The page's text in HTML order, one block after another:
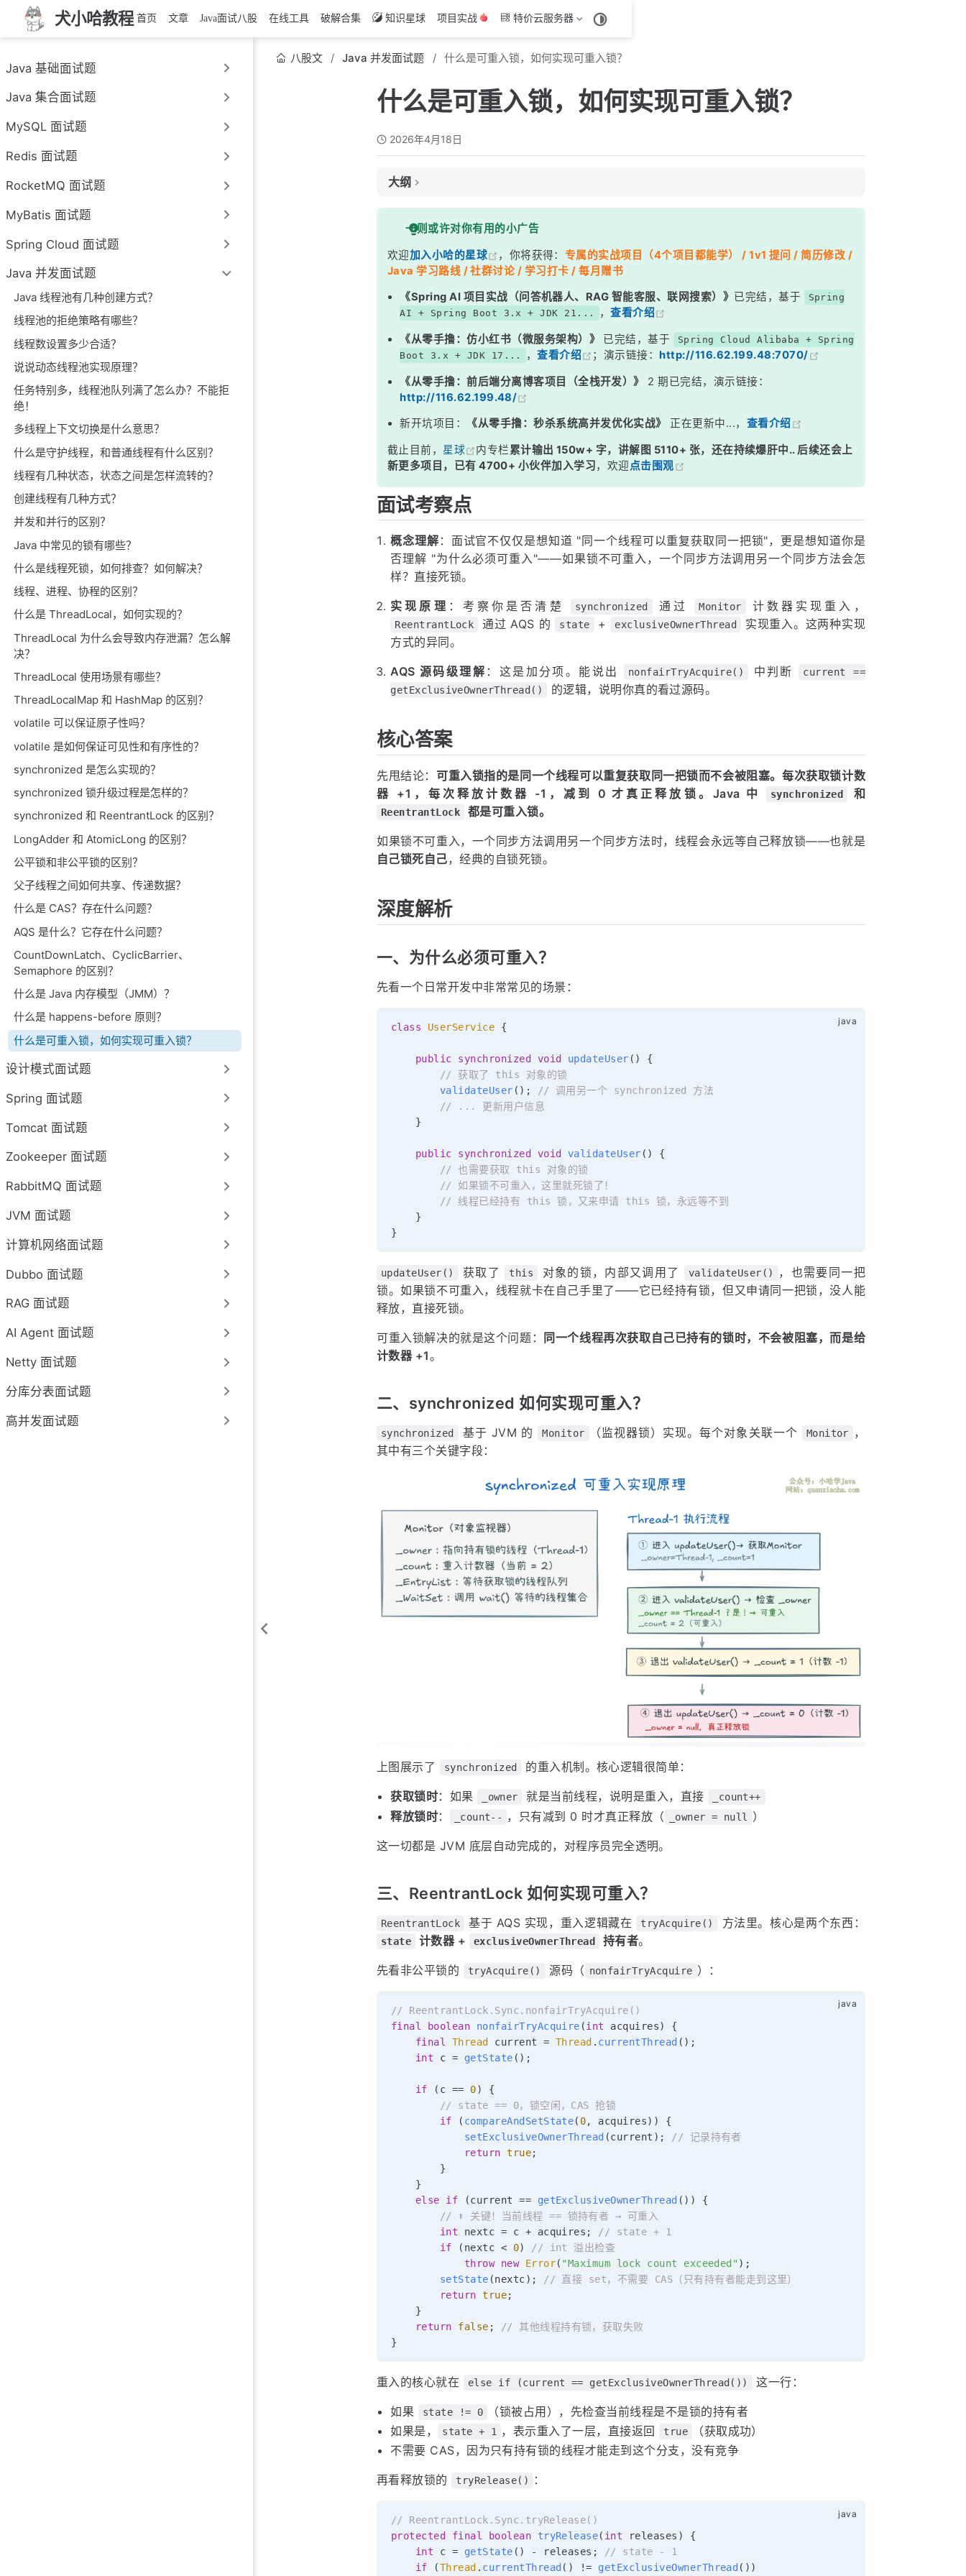
犬小哈教程 首页 文章 Java面试八股 在线工具 破解合集 知识星球 项目实战 特价云服务器
Java 基础面试题
Java 集合面试题
MySQL 面试题
Redis 面试题
RocketMQ 面试题
MyBatis 面试题
Spring Cloud 面试题
Java 并发面试题
Java 线程池有几种创建方式？
线程池的拒绝策略有哪些？
线程数设置多少合适？
说说动态线程池实现原理？
任务特别多，线程池队列满了怎么办？不能拒
绝！
多线程上下文切换是什么意思？
什么是守护线程，和普通线程有什么区别？
线程有几种状态，状态之间是怎样流转的？
创建线程有几种方式？
并发和并行的区别？
Java 中常见的锁有哪些？
什么是线程死锁，如何排查？如何解决？
线程、进程、协程的区别？
什么是 ThreadLocal，如何实现的？
ThreadLocal 为什么会导致内存泄漏？怎么解
决？
ThreadLocal 使用场景有哪些？
ThreadLocalMap 和 HashMap 的区别？
volatile 可以保证原子性吗？
volatile 是如何保证可见性和有序性的？
synchronized 是怎么实现的？
synchronized 锁升级过程是怎样的？
synchronized 和 ReentrantLock 的区别？
LongAdder 和 AtomicLong 的区别？
公平锁和非公平锁的区别？
父子线程之间如何共享、传递数据？
什么是 CAS？存在什么问题？
AQS 是什么？它存在什么问题？
CountDownLatch、CyclicBarrier、
Semaphore 的区别？
什么是 Java 内存模型（JMM）？
什么是 happens-before 原则？
什么是可重入锁，如何实现可重入锁？
设计模式面试题
Spring 面试题
Tomcat 面试题
Zookeeper 面试题
RabbitMQ 面试题
JVM 面试题
计算机网络面试题
Dubbo 面试题
RAG 面试题
AI Agent 面试题
Netty 面试题
分库分表面试题
高并发面试题
八股文 Java 并发面试题 什么是可重入锁，如何实现可重入锁？
什么是可重入锁，如何实现可重入锁？
2026年4月18日
大纲
面试考察点
核心答案
深度解析
二、synchronized 如何实现可重入？
三、ReentrantLock 如何实现可重入？
四、一个完整示例
五、synchronized vs ReentrantLock 的可重入对比
面试高频追问
常见面试变体
记忆口诀
一则或许对你有用的小广告
欢迎加入小哈的星球 ，你将获得： 专属的实战项目（4个项目都能学） / 1v1 提问 / 简历修改 /
Java 学习路线 / 社群讨论 / 学习打卡 / 每月赠书
《Spring AI 项目实战（问答机器人、RAG 智能客服、联网搜索）》 已完结，基于
Spring
AI + Spring Boot 3.x + JDK 21...
，查看介绍
《从零手撸：仿小红书（微服务架构）》 已完结，基于
Spring Cloud Alibaba + Spring
Boot 3.x + JDK 17...
，查看介绍 ；演示链接：http://116.62.199.48:7070/
《从零手撸：前后端分离博客项目（全栈开发）》
2 期已完结，演示链接：
http://116.62.199.48/
新开坑项目： 《从零手撸：秒杀系统高并发优化实战》 正在更新中...， 查看介绍
截止目前， 星球 内专栏累计输出 150w+ 字，讲解图 5110+ 张，还在持续爆肝中.. 后续还会上
新更多项目，已有 4700+ 小伙伴加入学习，欢迎点击围观
面试考察点
概念理解 ：面试官不仅仅是想知道 "同一个线程可以重复获取同一把锁"，更是想知道你是
否理解 "为什么必须可重入"——如果锁不可重入，一个同步方法调用另一个同步方法会怎
样？直接死锁。
实现原理 ：考察你是否清楚 synchronized 通过 Monitor 计数器实现重入，
ReentrantLock 通过 AQS 的 state + exclusiveOwnerThread
实现重入。这两种实现
方式的异同。
AQS 源码级理解 ：这是加分项。能说出 nonfairTryAcquire() 中判断
current ==
getExclusiveOwnerThread()
的逻辑，说明你真的看过源码。
核心答案
先甩结论： 可重入锁指的是同一个线程可以重复获取同一把锁而不会被阻塞。每次获取锁计数
器 +1，每次释放计数器 -1，减到 0 才真正释放锁。Java 中
synchronized 和
ReentrantLock 都是可重入锁。
如果锁不可重入，一个同步方法调用另一个同步方法时，线程会永远等自己释放锁——也就是
自己锁死自己，经典的自锁死锁。
深度解析
一、为什么必须可重入？
先看一个日常开发中非常常见的场景：
class UserService {
public synchronized void updateUser ( )
{
// 获取了 this 对象的锁
validateUser ( ) ;
// 调用另一个 synchronized 方法
// ... 更新用户信息
}
public synchronized void validateUser ( )
{
// 也需要获取 this 对象的锁
// 如果锁不可重入，这里就死锁了！
// 线程已经持有 this 锁，又来申请 this 锁，永远等不到
}
}
updateUser() 获取了 this 对象的锁，内部又调用了 validateUser()
，也需要同一把
锁。如果锁不可重入，线程就卡在自己手里了——它已经持有锁，但又申请同一把锁，没人能
释放，直接死锁。
可重入锁解决的就是这个问题： 同一个线程再次获取自己已持有的锁时，不会被阻塞，而是给
计数器 +1。
二、synchronized 如何实现可重入？
synchronized 基于 JVM 的 Monitor （监视器锁）实现。每个对象关联一个 Monitor
，
其中有三个关键字段：
上图展示了 synchronized 的重入机制。核心逻辑很简单：
获取锁时：如果 _owner 就是当前线程，说明是重入，直接 _count++
释放锁时： _count-- ，只有减到 0 时才真正释放（ _owner = null ）
这一切都是 JVM 底层自动完成的，对程序员完全透明。
三、ReentrantLock 如何实现可重入？
ReentrantLock 基于 AQS 实现，重入逻辑藏在 tryAcquire() 方法里。核心是两个东西：
state 计数器 + exclusiveOwnerThread 持有者。
先看非公平锁的 tryAcquire() 源码（ nonfairTryAcquire ）：
// ReentrantLock.Sync.nonfairTryAcquire()
final
boolean nonfairTryAcquire (int acquires)
{
final
Thread current = Thread . currentThread ( ) ;
int c = getState ( ) ;
if ( c == 0)
{
// state == 0，锁空闲，CAS 抢锁
if
( compareAndSetState( 0, acquires) )
{
setExclusiveOwnerThread (current ) ;
// 记录持有者
return true;
}
}
else
if (current == getExclusiveOwnerThread ( ) )
{
// ⬆️ 关键！当前线程 == 锁持有者 → 可重入
int nextc = c + acquires ;
// state + 1
if
( nextc < 0)
// int 溢出检查
throw
new Error( "Maximum lock count exceeded" ) ;
setState (nextc) ;
// 直接 set，不需要 CAS（只有持有者能走到这里）
return true;
}
return
false ;
// 其他线程持有锁，获取失败
}
重入的核心就在 else if (current == getExclusiveOwnerThread()) 这一行：
如果 state != 0
（锁被占用），先检查当前线程是不是锁的持有者
如果是，
state + 1 ，表示重入了一层，直接返回 true
（获取成功）
不需要 CAS，因为只有持有锁的线程才能走到这个分支，没有竞争
再看释放锁的 tryRelease() ：
// ReentrantLock.Sync.tryRelease()
protected
final boolean tryRelease( int releases )
{
int c = getState ( ) - releases ;
// state - 1
if
(Thread . currentThread ( ) != getExclusiveOwnerThread ( ) )